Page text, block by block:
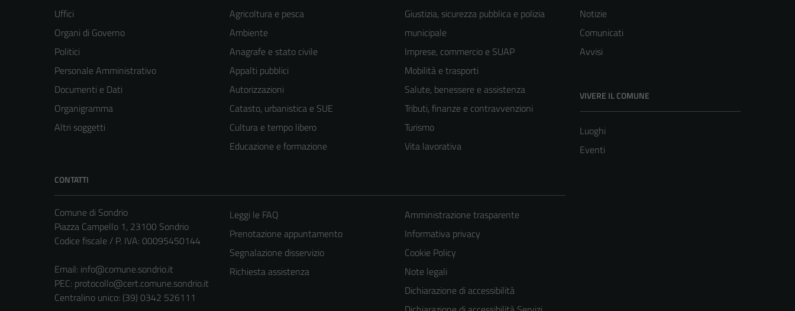
Uffici
Organi di Governo
Politici
Personale Amministrativo
Documenti e Dati
Organigramma
Altri soggetti
Agricoltura e pesca
Ambiente
Anagrafe e stato civile
Appalti pubblici
Autorizzazioni
Catasto, urbanistica e SUE
Cultura e tempo libero
Educazione e formazione
Giustizia, sicurezza pubblica e polizia
municipale
Imprese, commercio e SUAP
Mobilità e trasporti
Salute, benessere e assistenza
Tributi, finanze e contravvenzioni
Turismo
Vita lavorativa
Notizie
Comunicati
Avvisi
VIVERE IL COMUNE
Luoghi
Eventi
CONTATTI
Comune di Sondrio
Piazza Campello 1, 23100 Sondrio
Codice fiscale / P. IVA: 00095450144
Email: info@comune.sondrio.it
PEC: protocollo@cert.comune.sondrio.it
Centralino unico: (39) 0342 526111
Leggi le FAQ
Prenotazione appuntamento
Segnalazione disservizio
Richiesta assistenza
Amministrazione trasparente
Informativa privacy
Cookie Policy
Note legali
Dichiarazione di accessibilità